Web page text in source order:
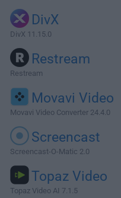
DivX
DivX 11.15.0
Restream
Restream
Movavi Video
Movavi Video Converter 24.4.0
Screencast
Screencast-O-Matic 2.0
Topaz Video
Topaz Video AI 7.1.5